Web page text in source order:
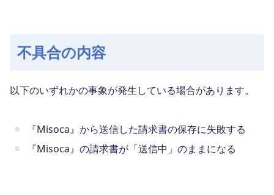
不具合の内容
以下のいずれかの事象が発生している場合があります。
『Misoca』から送信した請求書の保存に失敗する
『Misoca』の請求書が「送信中」のままになる